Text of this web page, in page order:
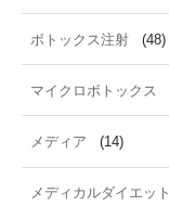
ボトックス注射 (48)
マイクロボトックス
メディア (14)
メディカルダイエット